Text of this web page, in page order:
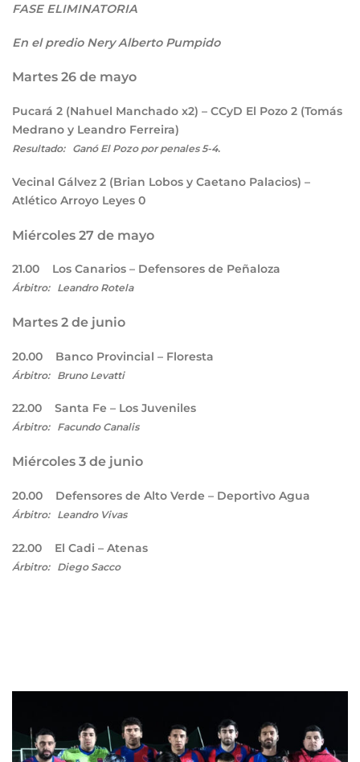
FASE ELIMINATORIA
En el predio Nery Alberto Pumpido
Martes 26 de mayo
Pucará 2 (Nahuel Manchado x2) – CCyD El Pozo 2 (Tomás
Medrano y Leandro Ferreira)
Resultado: Ganó El Pozo por penales 5-4.
Vecinal Gálvez 2 (Brian Lobos y Caetano Palacios) –
Atlético Arroyo Leyes 0
Miércoles 27 de mayo
21.00 Los Canarios – Defensores de Peñaloza
Árbitro: Leandro Rotela
Martes 2 de junio
20.00 Banco Provincial – Floresta
Árbitro: Bruno Levatti
22.00 Santa Fe – Los Juveniles
Árbitro: Facundo Canalis
Miércoles 3 de junio
20.00 Defensores de Alto Verde – Deportivo Agua
Árbitro: Leandro Vivas
22.00 El Cadi – Atenas
Árbitro: Diego Sacco